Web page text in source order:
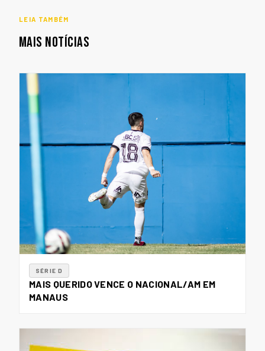
LEIA TAMBÉM
MAIS NOTÍCIAS
SÉRIE D
MAIS QUERIDO VENCE O NACIONAL/AM EM
MANAUS